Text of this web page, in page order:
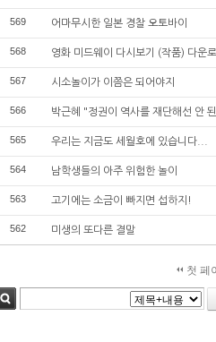
569 어마무시한 일본 경찰 오토바이
568 영화 미드웨이 다시보기 (작품) 다운
567 시소놀이가 이쯤은 되어야지
566 박근혜 "정권이 역사를 재단해선 안
565 우리는 지금도 세월호에 있습니다...
564 남학생들의 아주 위험한 놀이
563 고기에는 소금이 빠지면 섭하지!
562 미생의 또다른 결말
첫 페